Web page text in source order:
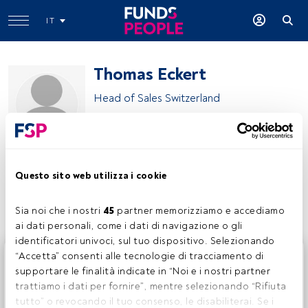
Questo sito web utilizza i cookie
Sia noi che i nostri 45 partner memorizziamo e accediamo
ai dati personali, come i dati di navigazione o gli
identificatori univoci, sul tuo dispositivo. Selezionando
“Accetta” consenti alle tecnologie di tracciamento di
supportare le finalità indicate in “Noi e i nostri partner
trattiamo i dati per fornire”, mentre selezionando “Rifiuta
tutto” o revocando il tuo consenso, le disabiliterai. Se i
IT
Thomas Eckert
Head of Sales Switzerland
Condividi:
Questo è un articolo riservato agli utenti FundsPeople. Se
sei già registrato, accedi tramite il pulsante Login. Se non
hai ancora un account, ti invitiamo a registrarti per scoprire
tutti i contenuti che FundsPeople ha da offrire.